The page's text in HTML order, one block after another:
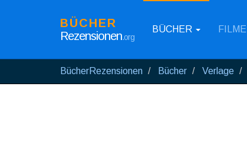
BÜCHER
Rezensionen.org
BÜCHER FILME
BücherRezensionen Bücher Verlage